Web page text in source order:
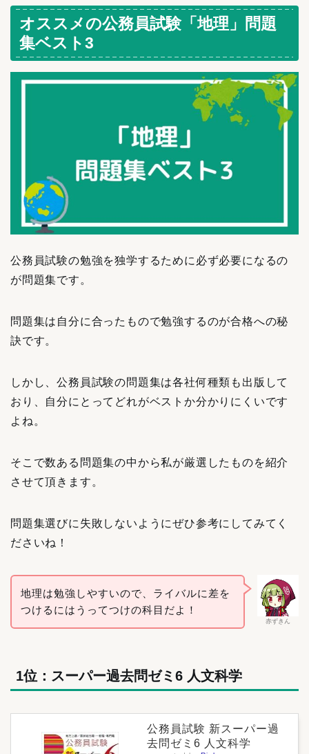
オススメの公務員試験「地理」問題
集ベスト3
公務員試験の勉強を独学するために必ず必要になるの
が問題集です。
問題集は自分に合ったもので勉強するのが合格への秘
訣です。
しかし、公務員試験の問題集は各社何種類も出版して
おり、自分にとってどれがベストか分かりにくいです
よね。
そこで数ある問題集の中から私が厳選したものを紹介
させて頂きます。
問題集選びに失敗しないようにぜひ参考にしてみてく
ださいね！
赤ずきん
地理は勉強しやすいので、ライバルに差を
つけるにはうってつけの科目だよ！
1位：スーパー過去問ゼミ6 人文科学
公務員試験 新スーパー過
去問ゼミ6 人文科学